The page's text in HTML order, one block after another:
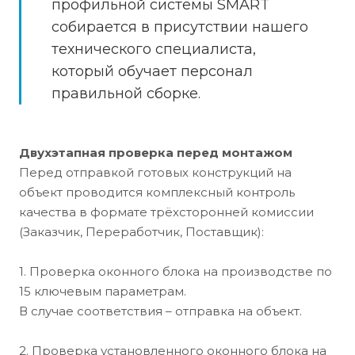
профильной системы SMART
собирается в присутствии нашего
технического специалиста,
который обучает персонал
правильной сборке.
Двухэтапная проверка перед монтажом
Перед отправкой готовых конструкций на
объект проводится комплексный контроль
качества в формате трёхсторонней комиссии
(Заказчик, Переработчик, Поставщик):
1. Проверка оконного блока на производстве по
15 ключевым параметрам.
В случае соответствия – отправка на объект.
2. Проверка установленного оконного блока на